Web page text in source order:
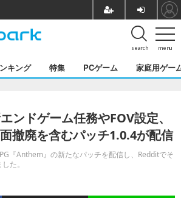
menu
search
キング 特集 PCゲーム 家庭用ゲー
ンドゲーム任務やFOV設定、
撤廃を含むパッチ1.0.4が配信
『Anthem』の新たなパッチを配信し、Redditでそ
た。